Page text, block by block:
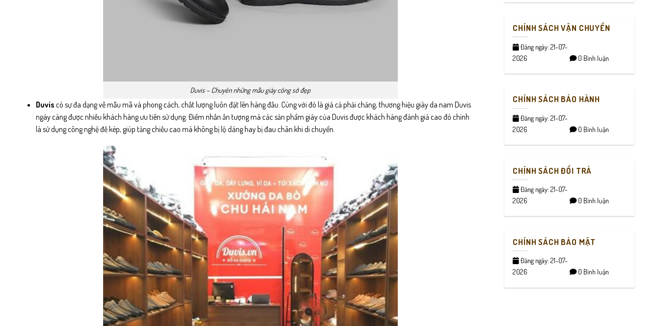
Duvis – Chuyên những mẫu giày công sở đẹp
Duvis có sự đa dạng về mẫu mã và phong cách, chất lượng luôn đặt lên hàng đầu. Cùng với đó là giá cả phải chăng, thương hiệu giày da nam Duvis
ngày càng được nhiều khách hàng ưu tiên sử dụng. Điểm nhấn ấn tượng mà các sản phẩm giày của Duvis được khách hàng đánh giá cao đó chính
là sử dụng công nghệ đế kép, giúp tăng chiều cao mà không bị lộ dáng hay bị đau chân khi di chuyển.
CHÍNH SÁCH VẬN CHUYỂN
Đăng ngày: 21-07-
2026
0 Bình luận
CHÍNH SÁCH BẢO HÀNH
Đăng ngày: 21-07-
2026
0 Bình luận
CHÍNH SÁCH ĐỔI TRẢ
Đăng ngày: 21-07-
2026
0 Bình luận
CHÍNH SÁCH BẢO MẬT
Đăng ngày: 21-07-
2026
0 Bình luận